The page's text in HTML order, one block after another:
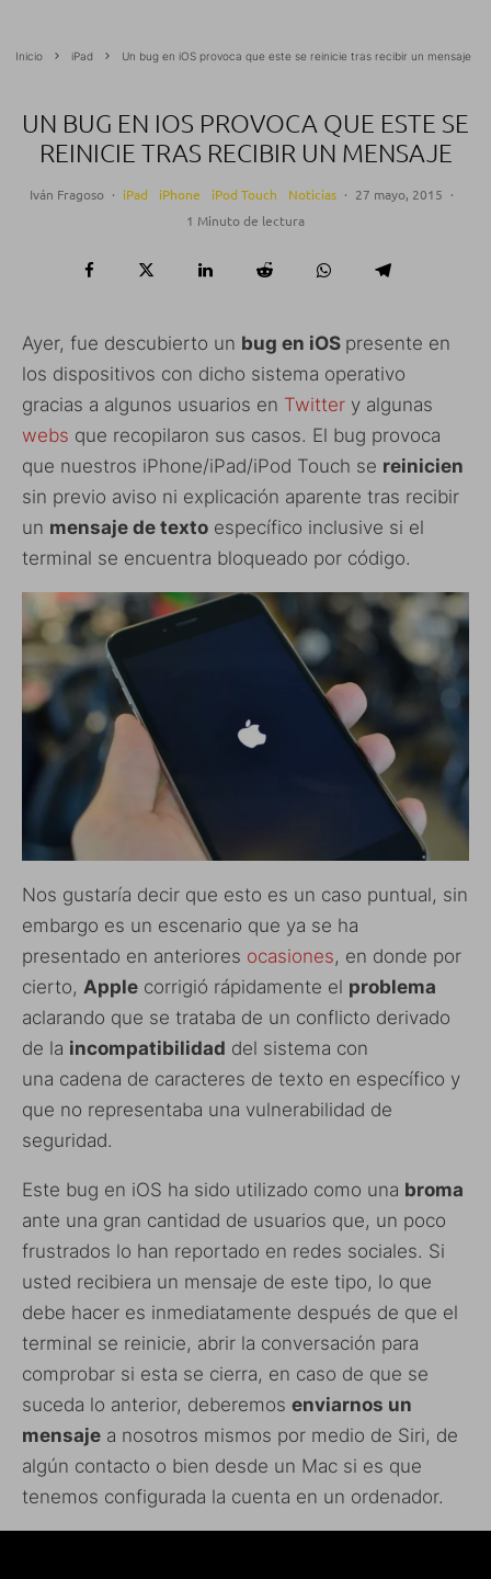
Inicio iPad Un bug en iOS provoca que este se reinicie tras recibir un mensaje
UN BUG EN IOS PROVOCA QUE ESTE SE
REINICIE TRAS RECIBIR UN MENSAJE
Iván Fragoso · iPad iPhone iPod Touch Noticias · 27 mayo, 2015 ·
1 Minuto de lectura
Ayer, fue descubierto un bug en iOS presente en
los dispositivos con dicho sistema operativo
gracias a algunos usuarios en Twitter y algunas
webs que recopilaron sus casos. El bug provoca
que nuestros iPhone/iPad/iPod Touch se reinicien
sin previo aviso ni explicación aparente tras recibir
un mensaje de texto específico inclusive si el
terminal se encuentra bloqueado por código.
Nos gustaría decir que esto es un caso puntual, sin
embargo es un escenario que ya se ha
presentado en anteriores ocasiones, en donde por
cierto, Apple corrigió rápidamente el problema
aclarando que se trataba de un conflicto derivado
de la incompatibilidad del sistema con
una cadena de caracteres de texto en específico y
que no representaba una vulnerabilidad de
seguridad.
Este bug en iOS ha sido utilizado como una broma
ante una gran cantidad de usuarios que, un poco
frustrados lo han reportado en redes sociales. Si
usted recibiera un mensaje de este tipo, lo que
debe hacer es inmediatamente después de que el
terminal se reinicie, abrir la conversación para
comprobar si esta se cierra, en caso de que se
suceda lo anterior, deberemos enviarnos un
mensaje a nosotros mismos por medio de Siri, de
algún contacto o bien desde un Mac si es que
tenemos configurada la cuenta en un ordenador.